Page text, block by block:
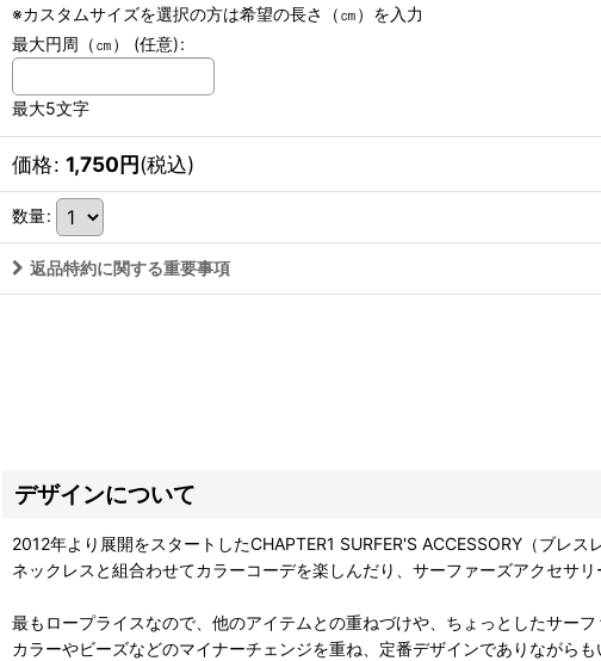
※カスタムサイズを選択の方は希望の長さ（㎝）を入力
最大円周（㎝） (任意):
最大5文字
価格: 1,750円(税込)
数量:
返品特約に関する重要事項
デザインについて
2012年より展開をスタートしたCHAPTER1 SURFER'S ACCESSORY（ブレ
ネックレスと組合わせてカラーコーデを楽しんだり、サーファーズアクセサ
最もロープライスなので、他のアイテムとの重ねづけや、ちょっとしたサーフ
カラーやビーズなどのマイナーチェンジを重ね、定番デザインでありながらも